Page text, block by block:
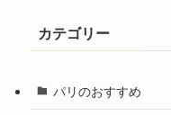
カテゴリー
パリのおすすめ